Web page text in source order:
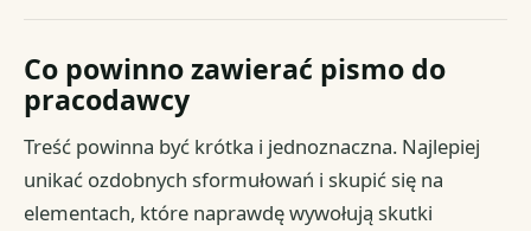
Co powinno zawierać pismo do
pracodawcy
Treść powinna być krótka i jednoznaczna. Najlepiej
unikać ozdobnych sformułowań i skupić się na
elementach, które naprawdę wywołują skutki